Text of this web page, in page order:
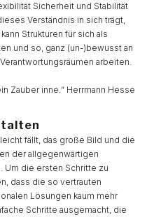
Sicherheit und Stabilität
Verständnis in sich trägt,
Strukturen für sich als
und so, ganz (un-)bewusst an
arbeiten.
Zauber inne.“ Herrmann Hesse
fällt, das große Bild und die
der allgegenwärtigen
Um die ersten Schritte zu
dass die so vertrauten
Lösungen kaum mehr
Schritte ausgemacht, die